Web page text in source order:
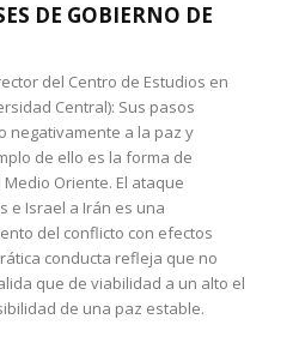
DE GOBIERNO DE
del Centro de Estudios en
Central): Sus pasos
negativamente a la paz y
de ello es la forma de
Oriente. El ataque
e Israel a Irán es una
del conflicto con efectos
conducta refleja que no
que de viabilidad a un alto el
de una paz estable.